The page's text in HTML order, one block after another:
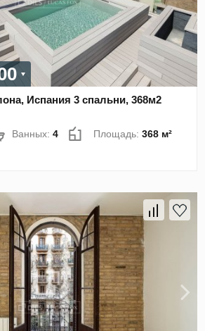
Испания 3 спальни, 368м2
Ванных:4 Площадь:368 м²